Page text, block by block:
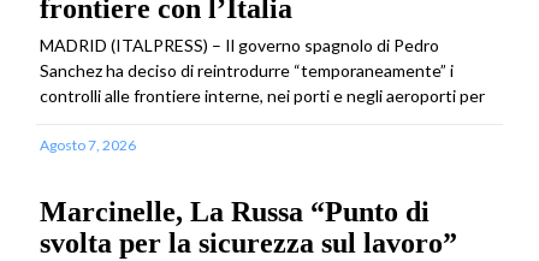
frontiere con l’Italia
MADRID (ITALPRESS) – Il governo spagnolo di Pedro
Sanchez ha deciso di reintrodurre “temporaneamente” i
controlli alle frontiere interne, nei porti e negli aeroporti per
Agosto 7, 2026
Marcinelle, La Russa “Punto di
svolta per la sicurezza sul lavoro”